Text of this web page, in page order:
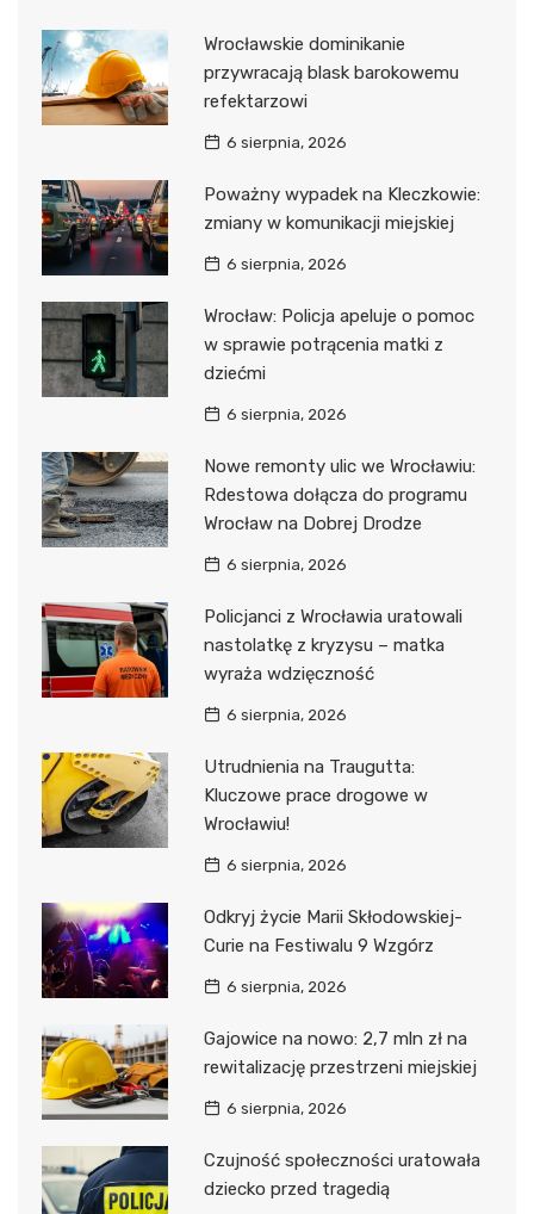
Wrocławskie dominikanie
przywracają blask barokowemu
refektarzowi
6 sierpnia, 2026
Poważny wypadek na Kleczkowie:
zmiany w komunikacji miejskiej
6 sierpnia, 2026
Wrocław: Policja apeluje o pomoc
w sprawie potrącenia matki z
dziećmi
6 sierpnia, 2026
Nowe remonty ulic we Wrocławiu:
Rdestowa dołącza do programu
Wrocław na Dobrej Drodze
6 sierpnia, 2026
Policjanci z Wrocławia uratowali
nastolatkę z kryzysu – matka
wyraża wdzięczność
6 sierpnia, 2026
Utrudnienia na Traugutta:
Kluczowe prace drogowe w
Wrocławiu!
6 sierpnia, 2026
Odkryj życie Marii Skłodowskiej-
Curie na Festiwalu 9 Wzgórz
6 sierpnia, 2026
Gajowice na nowo: 2,7 mln zł na
rewitalizację przestrzeni miejskiej
6 sierpnia, 2026
Czujność społeczności uratowała
dziecko przed tragedią